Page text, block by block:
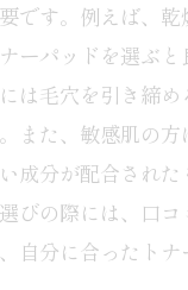
ッド使用で洗顔
ッドと洗顔の組み
と拭き取り化粧水
パッドと拭き取り化
アに効果的なト
です。例えば、
ーパッドを選ぶ
は毛穴を引き締
また、敏感肌の
成分が配合され
びの際には、口コ
自分に合ったト